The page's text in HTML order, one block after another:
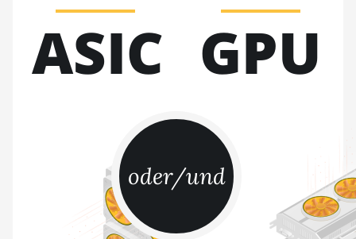
(319Th)
BITMAIN AntMiner S21e XP
Hyd (430Th)
BITMAIN AntMiner S21j XP
Hyd (495Th/s)
BITMAIN AntMiner S9
BITMAIN AntMiner S9 SE
BITMAIN AntMiner S9i
oder/und
ASIC GPU